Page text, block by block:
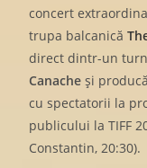
concert
trupa balcanică
direct dintr-un
Canacheși
cu spectatorii la
publicului la TIFF
Constantin, 20:30).